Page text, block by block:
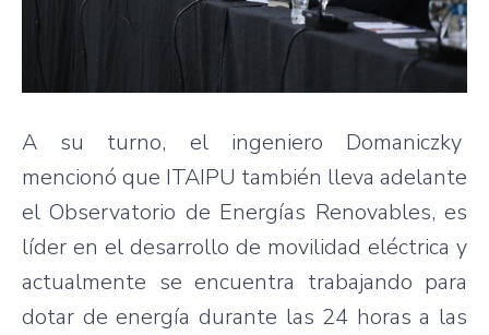
A su turno, el ingeniero Domaniczky
mencionó que ITAIPU también lleva adelante
el Observatorio de Energías Renovables, es
líder en el desarrollo de movilidad eléctrica y
actualmente se encuentra trabajando para
dotar de energía durante las 24 horas a las